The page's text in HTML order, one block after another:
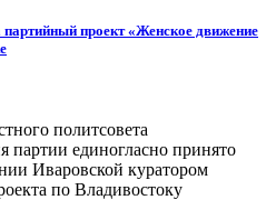
проект «Женское движение
политсовета
партии единогласно принято
Иваровской куратором
по Владивостоку